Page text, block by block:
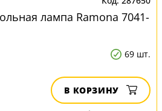
лампа Ramona 7041-
69 шт.
В КОРЗИНУ